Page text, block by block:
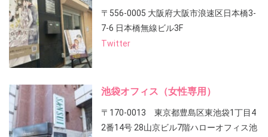
〒556-0005 大阪府大阪市浪速区日本橋3-
7-6 日本橋無線ビル3F
Twitter
池袋オフィス（女性専用）
〒170-0013 東京都豊島区東池袋1丁目4
2番14号 28山京ビル7階ハローオフィス池